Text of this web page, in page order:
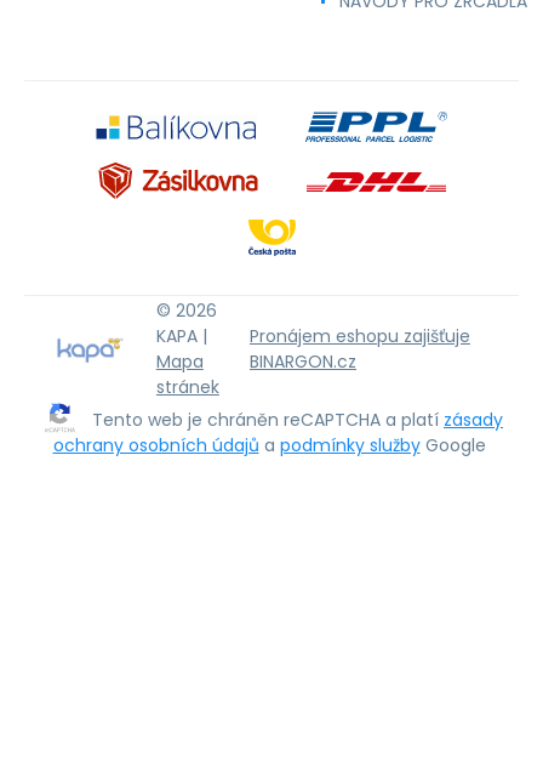
© 2026
KAPA |
Mapa
stránek
Pronájem eshopu zajišťuje
BINARGON.cz
Tento web je chráněn reCAPTCHA a platí zásady
ochrany osobních údajů a podmínky služby Google